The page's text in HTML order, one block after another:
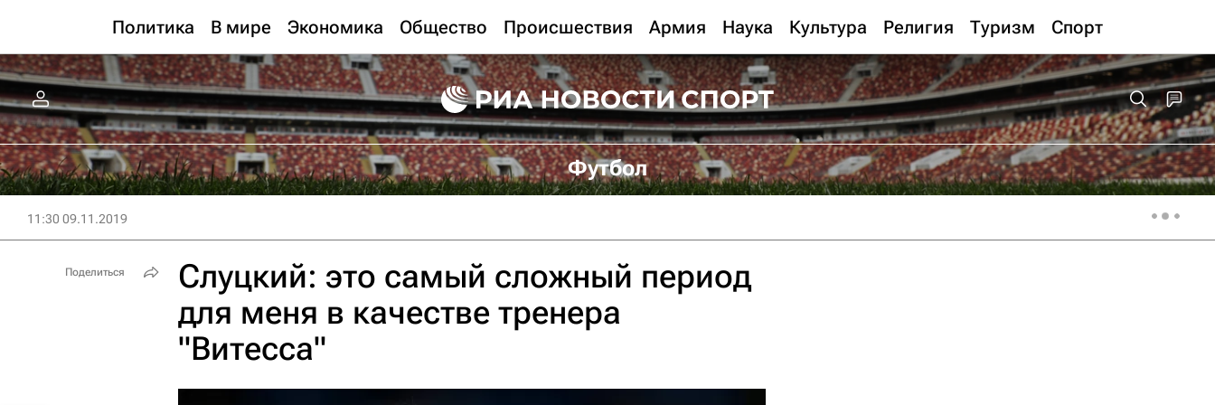
Политика В мире Экономика Общество Происшествия Армия Наука Культура Религия Туризм Спорт
Футбол
11:30 09.11.2019
Слуцкий: это самый сложный период
для меня в качестве тренера
"Витесса"
Поделиться